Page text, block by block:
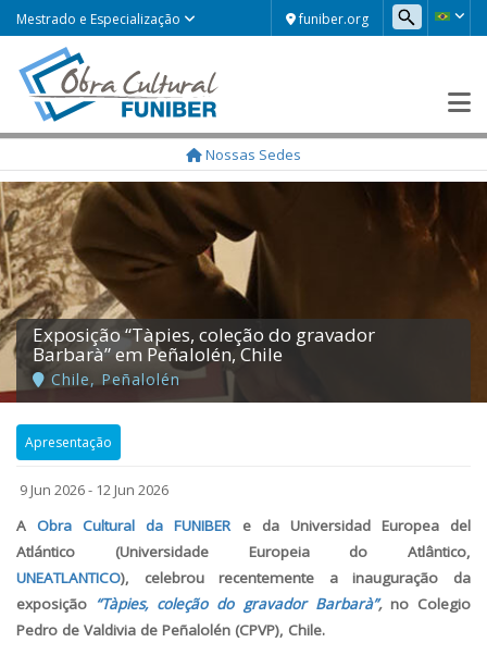
funiber.org
Mestrado e Especialização
Nossas Sedes
Exposição “Tàpies, coleção do gravador
Barbarà” em Peñalolén, Chile
Chile, Peñalolén
Apresentação
9 Jun 2026 - 12 Jun 2026
AObra Cultural da FUNIBERe da Universidad Europea del
Atlántico (Universidade Europeia do Atlântico,
UNEATLANTICO), celebrou recentemente a inauguração da
exposição “Tàpies, coleção do gravador Barbarà”, no Colegio
Pedro de Valdivia de Peñalolén (CPVP), Chile.